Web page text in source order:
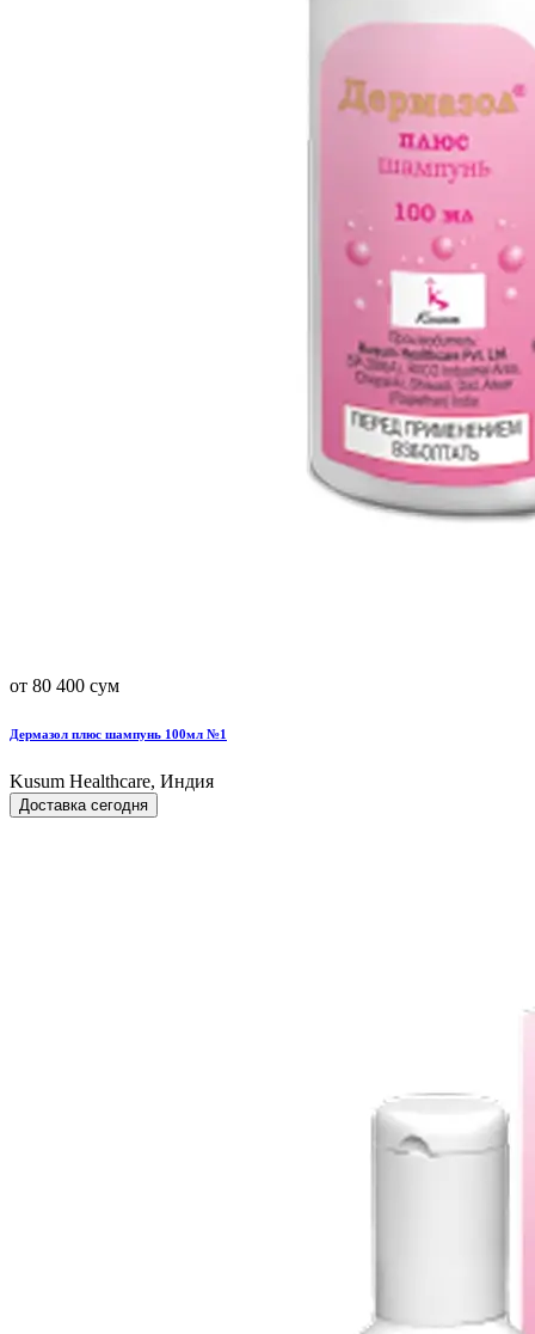
от 80 400 сум
Дермазол плюс шампунь 100мл №1
Kusum Healthcare, Индия
Доставка сегодня